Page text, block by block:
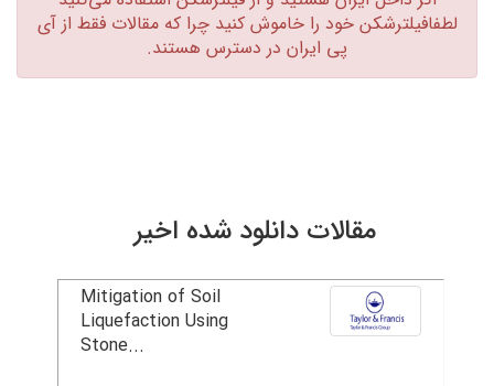
لطفافیلترشکن خود را خاموش کنید چرا که مقالات فقط از آی
پی ایران در دسترس هستند.‏
مقالات دانلود شده اخیر
Mitigation of Soil
Liquefaction Using
Stone...